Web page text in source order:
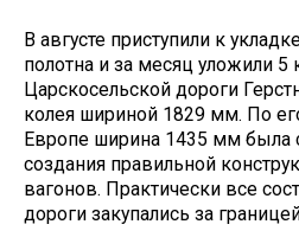
В августе приступили к
полотна и за месяц уложили
Царскосельской дороги
колея шириной 1829 мм. По
Европе ширина 1435 мм была
создания правильной
вагонов. Практически все
дороги закупались за